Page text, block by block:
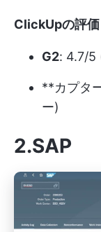
ClickUpの評価
G2: 4.7/5
**カプタ
ー)
2.SAP